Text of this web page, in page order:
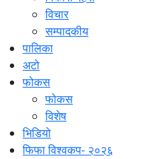
विचार
सम्पादकीय
पालिका
अटो
फोकस
फोकस
विशेष
भिडियो
फिफा विश्वकप- २०२६